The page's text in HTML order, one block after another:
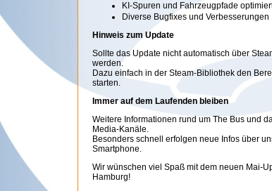
KI-Spuren und Fahrzeugpfade
Diverse Bugfixes und Verbesserungen
Hinweis zum Update
Sollte das Update nicht automatisch über
werden.
Dazu einfach in der Steam-Bibliothek den
starten.
Immer auf dem Laufenden bleiben
Weitere Informationen rund um The Bus und
Media-Kanäle.
Besonders schnell erfolgen neue Infos über
Smartphone.
Wir wünschen viel Spaß mit dem neuen Mai-
Hamburg!